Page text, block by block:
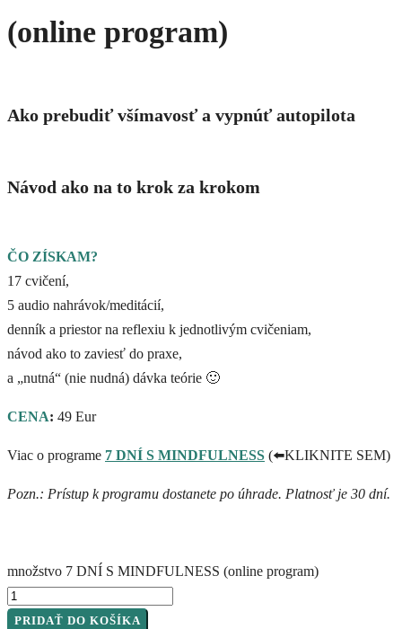
(online program)
Ako prebudiť všímavosť a vypnúť autopilota
Návod ako na to krok za krokom
ČO ZÍSKAM?
17 cvičení,
5 audio nahrávok/meditácií,
denník a priestor na reflexiu k jednotlivým cvičeniam,
návod ako to zaviesť do praxe,
a „nutná“ (nie nudná) dávka teórie 🙂
CENA: 49 Eur
Viac o programe 7 DNÍ S MINDFULNESS (⬅️KLIKNITE SEM)
Pozn.: Prístup k programu dostanete po úhrade. Platnosť je 30 dní.
množstvo 7 DNÍ S MINDFULNESS (online program)
PRIDAŤ DO KOŠÍKA